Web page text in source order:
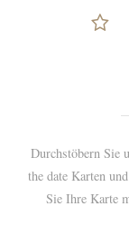
Durchstöbern Sie
the date Karten
Sie Ihre Karte